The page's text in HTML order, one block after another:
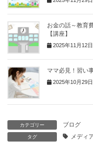
お金の話～教育
【講座】
2025年11月12日
ママ必見！習い
2025年10月29日
カテゴリー ブログ
タグ メディ